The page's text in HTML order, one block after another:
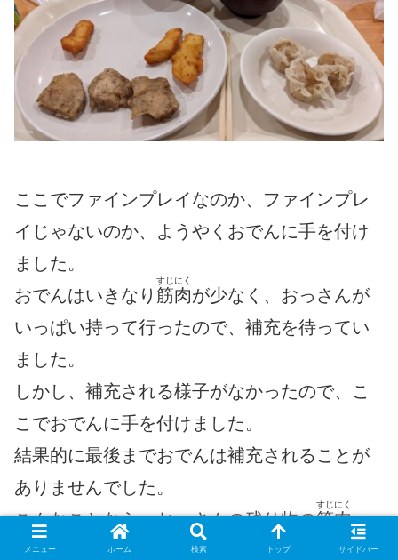
ここでファインプレイなのか、ファインプレ
イじゃないのか、ようやくおでんに手を付け
ました。
おでんはいきなり 筋肉
すじにく
が少なく、おっさんが
いっぱい持って行ったので、補充を待ってい
ました。
しかし、補充される様子がなかったので、こ
こでおでんに手を付けました。
結果的に最後までおでんは補充されることが
ありませんでした。
こんなことなら、おっさんの残り物の筋肉
すじにく
、
早々に確保しとくべきでしたｗ
メニュー ホーム 検索 トップ サイドバー